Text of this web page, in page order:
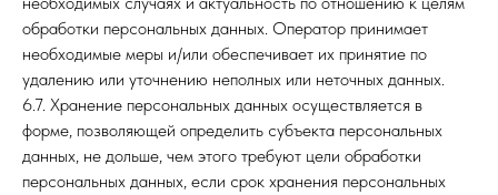
обработки персональных данных. Оператор принимает
необходимые меры и/или обеспечивает их принятие по
удалению или уточнению неполных или неточных данных.
6.7. Хранение персональных данных осуществляется в
форме, позволяющей определить субъекта персональных
данных, не дольше, чем этого требуют цели обработки
персональных данных, если срок хранения персональных